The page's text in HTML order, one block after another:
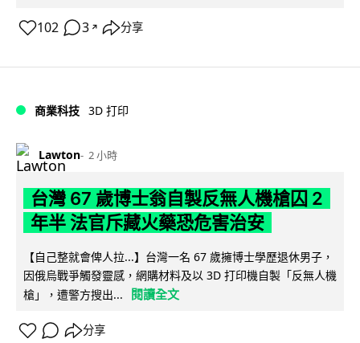
102 3 ↗ 分享
商業科技 3D 打印
Lawton 2 小時
台灣 67 歲博士翁自製反無人機槍囚 2
年半 法官斥藏火藥恐危害治安
【自己整就會俾人拉...】台灣一名 67 歲擁博士學歷退休男子，
因俄烏戰爭觸發靈感，網購材料及以 3D 打印機自製「反無人機
槍」，遭警方搜出...
閱讀全文
分享